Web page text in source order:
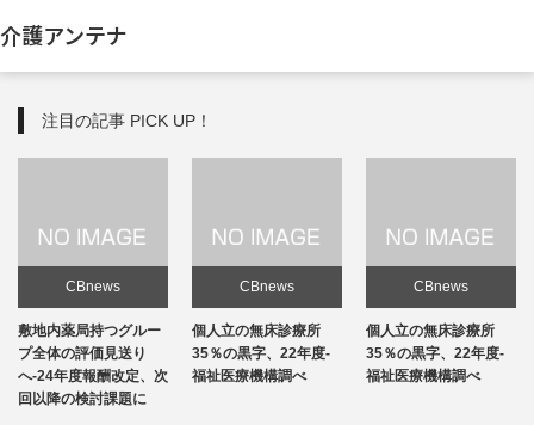
介護アンテナ
注目の記事 PICK UP！
CBnews
敷地内薬局持つグルー
プ全体の評価見送り
へ-24年度報酬改定、次
回以降の検討課題に
CBnews
個人立の無床診療所
35％の黒字、22年度-
福祉医療機構調べ
CBnews
個人立の無床診療所
35％の黒字、22年度-
福祉医療機構調べ